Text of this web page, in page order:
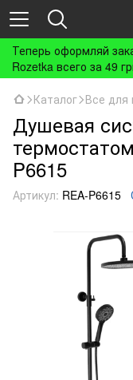
Теперь оформляй
Rozetka всего за 49
Каталог Все для
Душевая
P6615
Артикул: REA-P6615